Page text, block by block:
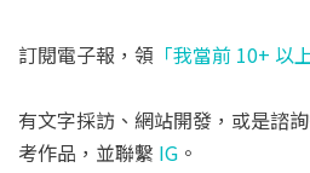
訂閱電子報，領 「我當前 10+ 以
有文字採訪、網站開發，或是諮
考作品，並聯繫 IG 。